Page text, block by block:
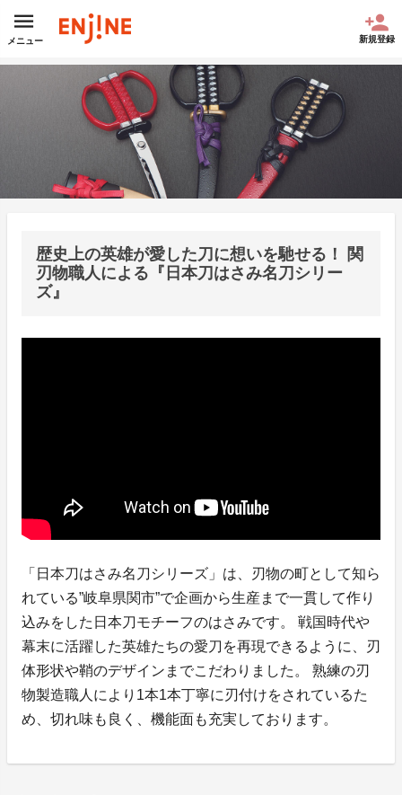
メニュー 新規登録
歴史上の英雄が愛した刀に想いを馳せる！ 関
刃物職人による『日本刀はさみ名刀シリー
ズ』
「日本刀はさみ名刀シリーズ」は、刃物の町として知ら
れている”岐阜県関市”で企画から生産まで一貫して作り
込みをした日本刀モチーフのはさみです。 戦国時代や
幕末に活躍した英雄たちの愛刀を再現できるように、刃
体形状や鞘のデザインまでこだわりました。 熟練の刃
物製造職人により1本1本丁寧に刃付けをされているた
め、切れ味も良く、機能面も充実しております。